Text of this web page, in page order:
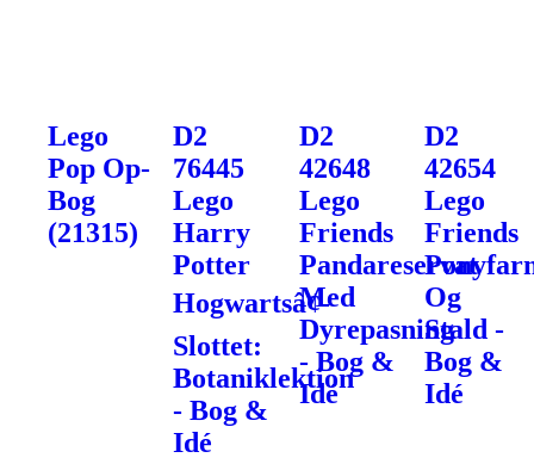
Lego
Pop Op-
Bog
(21315)
D2
76445
Lego
Harry
Potter
Hogwartsâ¢-
Slottet:
Botaniklektion
- Bog &
Idé
D2
42648
Lego
Friends
Pandareservat
Med
Dyrepasning
- Bog &
Idé
D2
42654
Lego
Friends
Og
Stald -
Bog &
Idé